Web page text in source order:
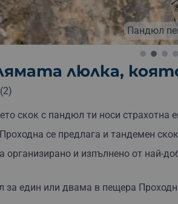
Пандюл
люлка,
(2)
скок с пандюл ти носи страхотна
се предлага и тандемен
организирано и изпълнено от най-
за един или двама в пещера